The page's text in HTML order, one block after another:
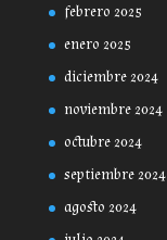
febrero 2025
enero 2025
diciembre 2024
noviembre 2024
octubre 2024
septiembre 2024
agosto 2024